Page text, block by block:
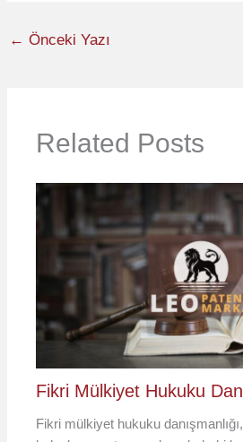
← Önceki Yazı
Related Posts
Fikri Mülkiyet Hukuku
Fikri mülkiyet hukuku